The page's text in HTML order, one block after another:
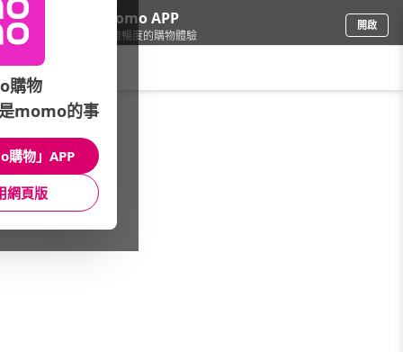
下載momo APP
給你3倍流暢度的購物體驗
開啟
品牌旗艦/ROBINMAY
本館精選商品
館長推薦 月銷量
購物
momo的事
購物」APP
網頁版